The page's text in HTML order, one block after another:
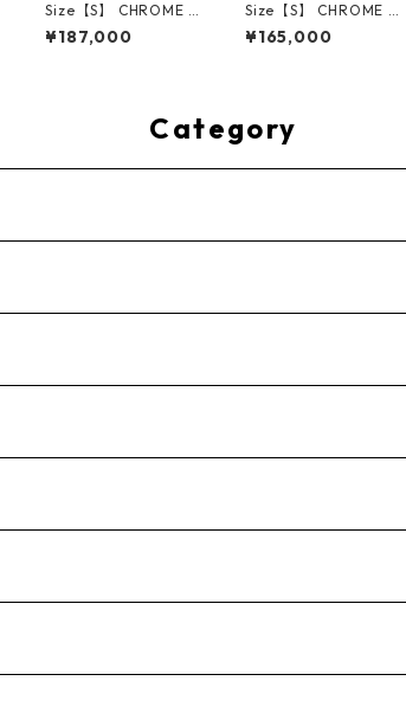
Size【S】 CHROME H
EARTS クロム・ハーツ
ONLINE EXCLUSIVE B
品・未使用品】 3001
¥187,000
Size【S】 CHROME H
EARTS クロム・ハーツ
T-BAR CROSS RIB TA
¥165,000
Category